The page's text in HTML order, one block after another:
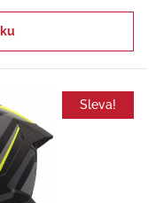
Sleva!